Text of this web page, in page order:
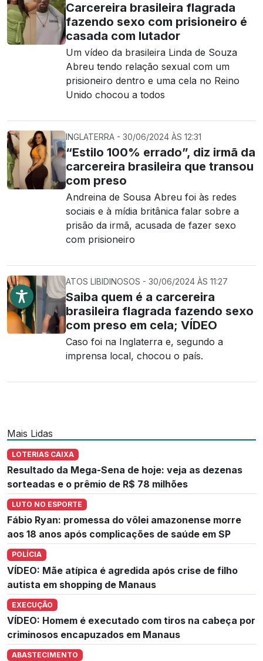
Carcereira brasileira flagrada
fazendo sexo com prisioneiro é
casada com lutador
Um vídeo da brasileira Linda de Souza
Abreu tendo relação sexual com um
prisioneiro dentro e uma cela no Reino
Unido chocou a todos
INGLATERRA - 30/06/2024 ÀS 12:31
“Estilo 100% errado”, diz irmã da
carcereira brasileira que transou
com preso
Andreina de Sousa Abreu foi às redes
sociais e à mídia britânica falar sobre a
prisão da irmã, acusada de fazer sexo
com prisioneiro
ATOS LIBIDINOSOS - 30/06/2024 ÀS 11:27
Saiba quem é a carcereira
brasileira flagrada fazendo sexo
com preso em cela; VÍDEO
Caso foi na Inglaterra e, segundo a
imprensa local, chocou o país.
Mais Lidas
LOTERIAS CAIXA
Resultado da Mega-Sena de hoje: veja as dezenas
sorteadas e o prêmio de R$ 78 milhões
LUTO NO ESPORTE
Fábio Ryan: promessa do vôlei amazonense morre
aos 18 anos após complicações de saúde em SP
POLÍCIA
VÍDEO: Mãe atípica é agredida após crise de filho
autista em shopping de Manaus
EXECUÇÃO
VÍDEO: Homem é executado com tiros na cabeça por
criminosos encapuzados em Manaus
ABASTECIMENTO